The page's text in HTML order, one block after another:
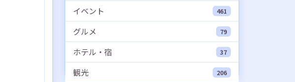
イベント 461
グルメ 79
ホテル・宿 37
観光 206